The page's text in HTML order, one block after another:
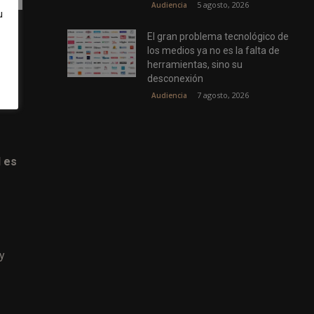
es
Audiencia 5 agosto, 2026
El gran problema tecnológico de
los medios ya no es la falta de
herramientas, sino su
desconexión
Audiencia 7 agosto, 2026